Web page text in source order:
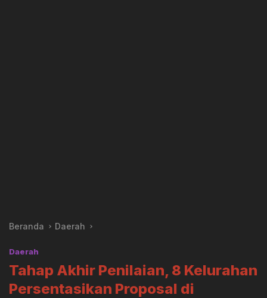
Beranda Daerah
Daerah
Tahap Akhir Penilaian, 8 Kelurahan
Persentasikan Proposal di